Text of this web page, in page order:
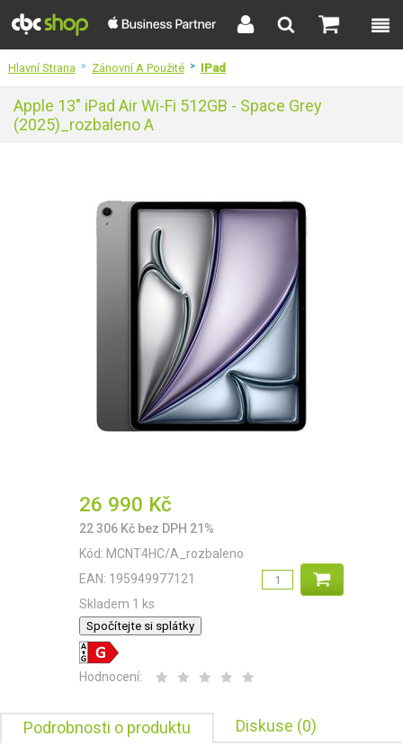
Hlavní Strana > Zánovní A Použité > IPad
Apple 13" iPad Air Wi-Fi 512GB - Space Grey
(2025)_rozbaleno A
26 990 Kč
22 306 Kč bez DPH 21%
Kód: MCNT4HC/A_rozbaleno
EAN: 195949977121
Skladem 1 ks
Spočítejte si splátky
Hodnocení:
Podrobnosti o produktu Diskuse (0)